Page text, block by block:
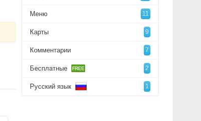
Меню 11
Карты 9
Комментарии 7
Бесплатные 2
Русский язык 1